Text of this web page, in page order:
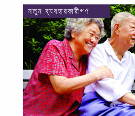
নতুন ব্যবহারকারীগণ